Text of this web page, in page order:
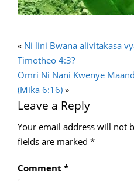
« Ni lini Bwana alivitakasa
Timotheo 4:3?
Omri Ni Nani Kwenye
(Mika 6:16) »
Leave a Reply
Your email address will not
fields are marked *
Comment *